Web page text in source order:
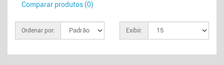
Comparar produtos (0)
Ordenar por: Exibir: